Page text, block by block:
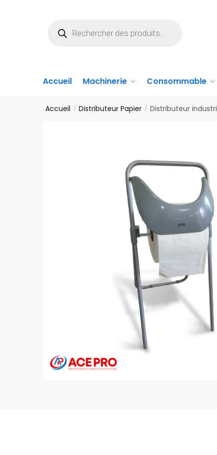
Accueil Machinerie Consommable
Accueil / Distributeur Papier / Distributeur